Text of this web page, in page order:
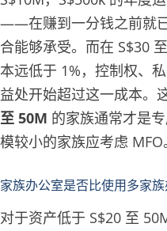
——在赚到一分钱之前就
合能够承受。而在 S$30
本远低于 1%，控制权、
益处开始超过这一成本。
至 50M 的家族通常才是
模较小的家族应考虑 MFO
家族办公室是否比使用多家族
对于资产低于 S$20 至